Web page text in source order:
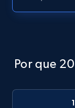
URL
11.3K+
Por que